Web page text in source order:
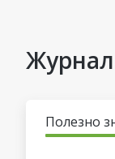
Журнал
Полезно